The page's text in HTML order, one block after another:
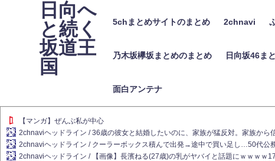
日向へ
と続く
坂道王
国
5chまとめサイトのまとめ 2chnavi
乃木坂欅坂まとめのまとめ 日向坂46ま
面白アンテナ
【マンガ】ぜんぶ私が中心
2chnaviヘッドライン / 36歳の彼女と結婚したいのに、家族が猛反対。家族か
2chnaviヘッドライン / クーラーボックス積んで出発→途中で買い足し…50代公
2chnaviヘッドライン / 【画像】長濱ねる(27歳)の乳がヤバイと話題にｗｗｗｗ